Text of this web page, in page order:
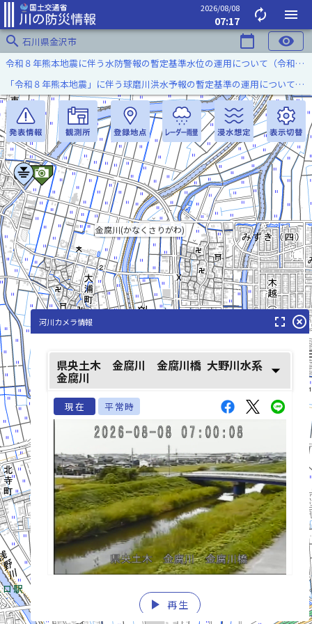
2026/08/08
07:17 autorenew
menu
search 石川県金沢市 calendar_today visibility
大宮川(おおみやがわ)
金腐川(かなくさりがわ)
令和８年熊本地震に伴う水防警報の暫定基準水位の運用について（令和８年８月７日）
「令和８年熊本地震」に伴う球磨川洪水予報の暫定基準の運用について（令和８年８月５日）
河川カメラ情報 fullscreen highlight_off
県央土木 金腐川 金腐川橋 大野川水系
金腐川 arrow_drop_down
現在 平常時
play_arrow 再生